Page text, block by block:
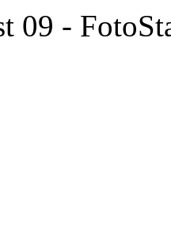
09 -